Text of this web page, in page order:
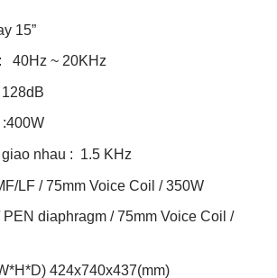
15”
40Hz ~ 20KHz
nhau : 1.5 KHz
LF / 75mm Voice Coil / 350W
PEN diaphragm / 75mm Voice Coil /
424x740x437(mm)